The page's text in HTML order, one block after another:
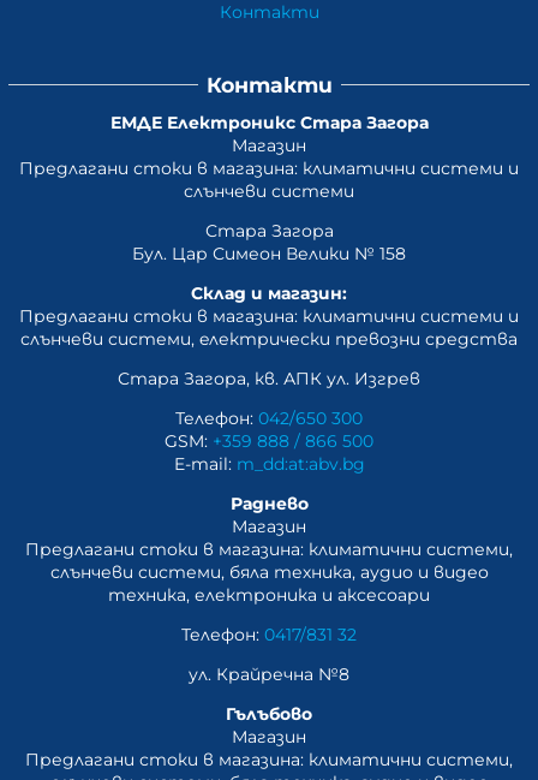
Контакти
Контакти
ЕМДЕ Електроникс Стара Загора
Магазин
Предлагани стоки в магазина: климатични системи и
слънчеви системи
Стара Загора
Бул. Цар Симеон Велики № 158
Склад и магазин:
Предлагани стоки в магазина: климатични системи и
слънчеви системи, eлектрически превозни средства
Стара Загора, кв. АПК ул. Изгрев
Телефон: 042/650 300
GSM: +359 888 / 866 500
E-mail: m_dd:at:abv.bg
Раднево
Магазин
Предлагани стоки в магазина: климатични системи,
слънчеви системи, бяла техника, аудио и видео
техника, електроника и аксесоари
Телефон: 0417/831 32
ул. Крайречна №8
Гълъбово
Магазин
Предлагани стоки в магазина: климатични системи,